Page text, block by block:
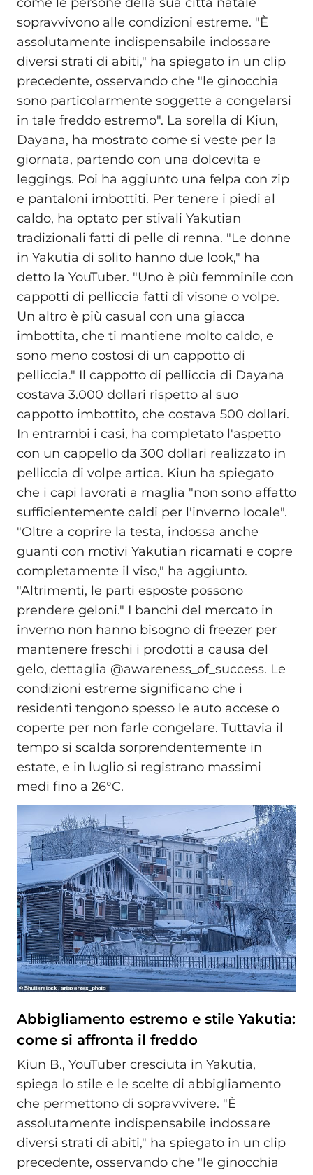
sopravvivono alle condizioni estreme. "È
assolutamente indispensabile indossare
diversi strati di abiti," ha spiegato in un clip
precedente, osservando che "le ginocchia
sono particolarmente soggette a congelarsi
in tale freddo estremo". La sorella di Kiun,
Dayana, ha mostrato come si veste per la
giornata, partendo con una dolcevita e
leggings. Poi ha aggiunto una felpa con zip
e pantaloni imbottiti. Per tenere i piedi al
caldo, ha optato per stivali Yakutian
tradizionali fatti di pelle di renna. "Le donne
in Yakutia di solito hanno due look," ha
detto la YouTuber. "Uno è più femminile con
cappotti di pelliccia fatti di visone o volpe.
Un altro è più casual con una giacca
imbottita, che ti mantiene molto caldo, e
sono meno costosi di un cappotto di
pelliccia." Il cappotto di pelliccia di Dayana
costava 3.000 dollari rispetto al suo
cappotto imbottito, che costava 500 dollari.
In entrambi i casi, ha completato l'aspetto
con un cappello da 300 dollari realizzato in
pelliccia di volpe artica. Kiun ha spiegato
che i capi lavorati a maglia "non sono affatto
sufficientemente caldi per l'inverno locale".
"Oltre a coprire la testa, indossa anche
guanti con motivi Yakutian ricamati e copre
completamente il viso," ha aggiunto.
"Altrimenti, le parti esposte possono
prendere geloni." I banchi del mercato in
inverno non hanno bisogno di freezer per
mantenere freschi i prodotti a causa del
gelo, dettaglia @awareness_of_success. Le
condizioni estreme significano che i
residenti tengono spesso le auto accese o
coperte per non farle congelare. Tuttavia il
tempo si scalda sorprendentemente in
estate, e in luglio si registrano massimi
medi fino a 26°C.
Abbigliamento estremo e stile Yakutia:
come si affronta il freddo
Kiun B., YouTuber cresciuta in Yakutia,
spiega lo stile e le scelte di abbigliamento
che permettono di sopravvivere. "È
assolutamente indispensabile indossare
diversi strati di abiti," ha spiegato in un clip
precedente, osservando che "le ginocchia